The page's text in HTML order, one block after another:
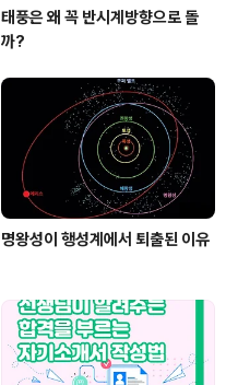
태풍은 왜 꼭 반시계방향으로 돌
까?
명왕성이 행성계에서 퇴출된 이유